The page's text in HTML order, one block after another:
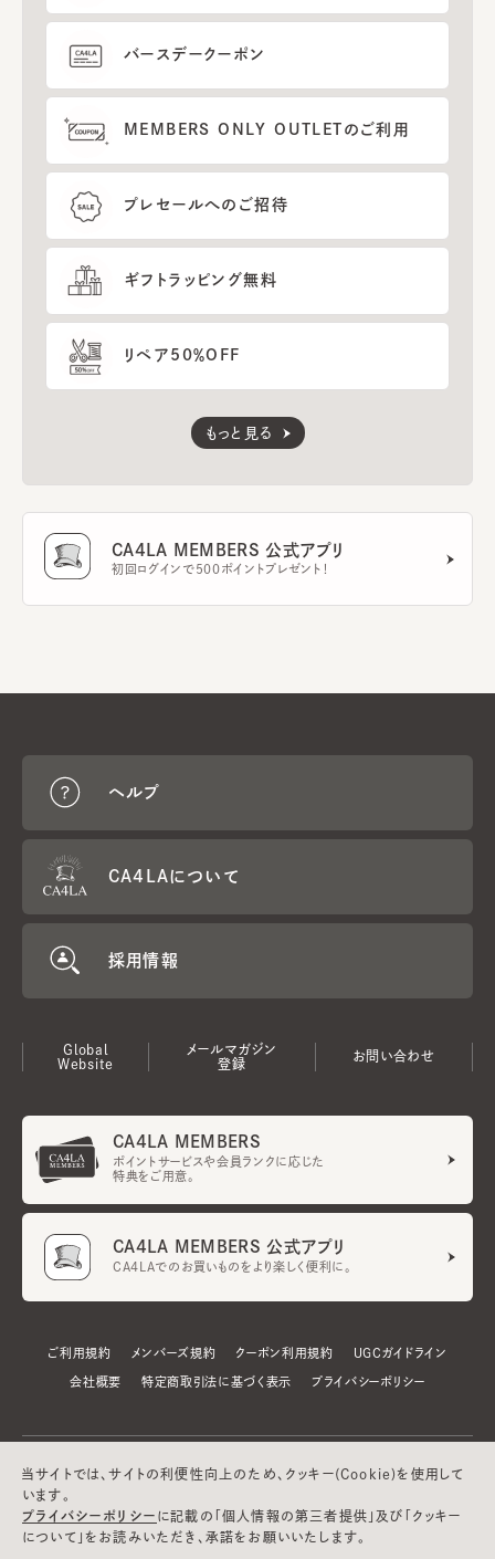
バースデークーポン
MEMBERS ONLY OUTLETのご利用
プレセールへのご招待
ギフトラッピング無料
リペア50％OFF
もっと見る
CA4LA MEMBERS 公式アプリ
初回ログインで500ポイントプレゼント！
ヘルプ
CA4LAについて
採用情報
Global
Website
メールマガジン
登録
お問い合わせ
CA4LA MEMBERS
ポイントサービスや会員ランクに応じた
特典をご用意。
CA4LA MEMBERS 公式アプリ
CA4LAでのお買いものをより楽しく便利に。
ご利用規約 メンバーズ規約 クーポン利用規約 UGCガイドライン
会社概要 特定商取引法に基づく表示 プライバシーポリシー
当サイトでは、サイトの利便性向上のため、クッキー(Cookie)を使用して
います。
プライバシーポリシー に記載の「個人情報の第三者提供」及び「クッキー
について」をお読みいただき、承諾をお願いいたします。